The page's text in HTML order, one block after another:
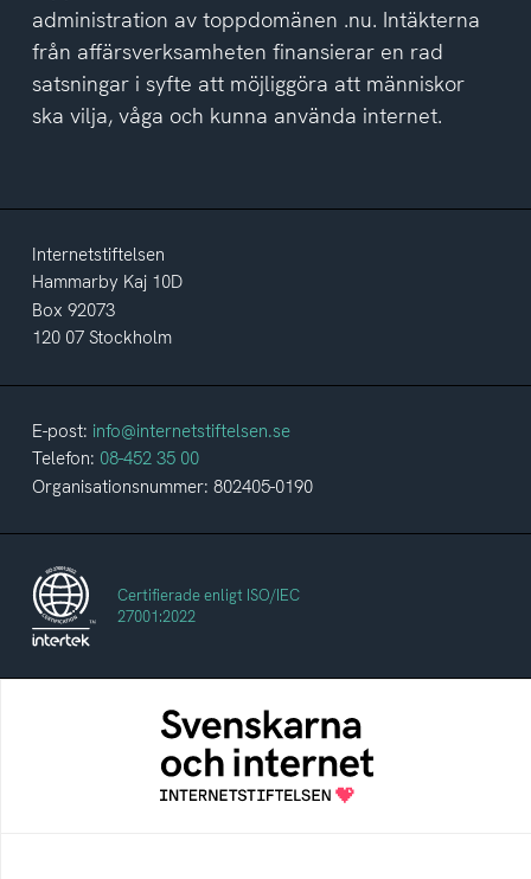
administration av toppdomänen .nu. Intäkterna
från affärsverksamheten finansierar en rad
satsningar i syfte att möjliggöra att människor
ska vilja, våga och kunna använda internet.
Internetstiftelsen
Hammarby Kaj 10D
Box 92073
120 07 Stockholm
E-post: info@internetstiftelsen.se
Telefon: 08-452 35 00
Organisationsnummer: 802405-0190
Certifierade enligt ISO/IEC
27001:2022
Svenskarna och internet
En årlig studie av svenska folkets
internetvanor